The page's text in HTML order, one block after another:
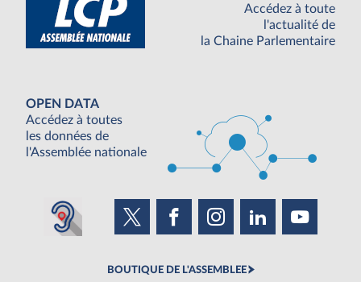
Accédez à toute
l'actualité de
la Chaine Parlementaire
OPEN DATA
Accédez à toutes
les données de
l'Assemblée nationale
BOUTIQUE DE L'ASSEMBLEE